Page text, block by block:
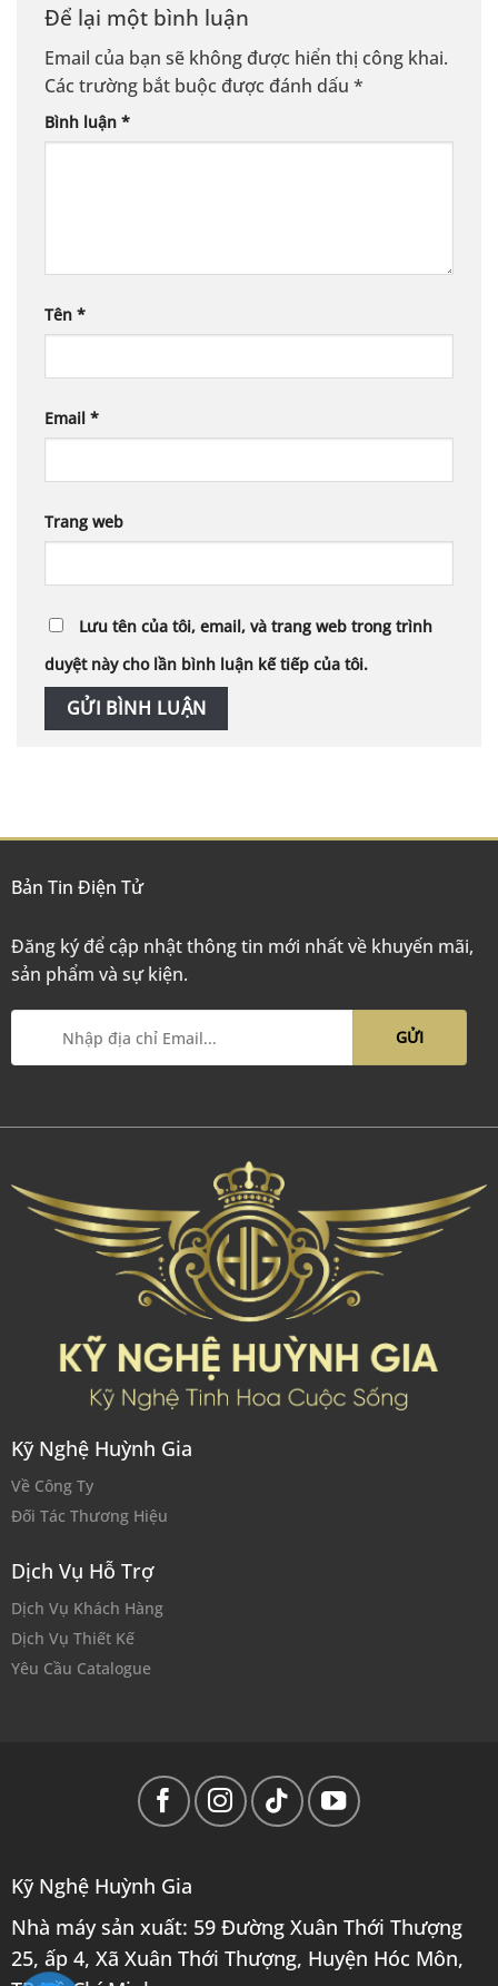
Để lại một bình luận
Email của bạn sẽ không được hiển thị công khai.
Các trường bắt buộc được đánh dấu *
Bình luận *
Tên *
Email *
Trang web
Lưu tên của tôi, email, và trang web trong trình
duyệt này cho lần bình luận kế tiếp của tôi.
Bản Tin Điện Tử
Đăng ký để cập nhật thông tin mới nhất về khuyến mãi,
sản phẩm và sự kiện.
Kỹ Nghệ Huỳnh Gia
Về Công Ty
Đối Tác Thương Hiệu
Dịch Vụ Hỗ Trợ
Dịch Vụ Khách Hàng
Dịch Vụ Thiết Kế
Yêu Cầu Catalogue
Kỹ Nghệ Huỳnh Gia
Nhà máy sản xuất: 59 Đường Xuân Thới Thượng
25, ấp 4, Xã Xuân Thới Thượng, Huyện Hóc Môn,